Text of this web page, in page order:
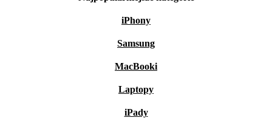
iPhony
Samsung
MacBooki
Laptopy
iPady